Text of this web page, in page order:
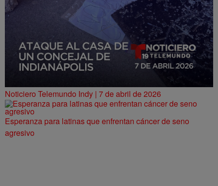
Noticiero Telemundo Indy | 7 de abril de 2026
Esperanza para latinas que enfrentan cáncer de seno
agresivo